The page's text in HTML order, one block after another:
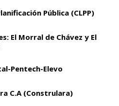
Pública (CLPP)
El Morral de Chávez y El
Pentech-Elevo
C.A (Construlara)